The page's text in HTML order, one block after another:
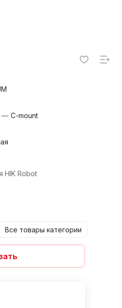
— C-mount
HIK Robot
Все товары категории